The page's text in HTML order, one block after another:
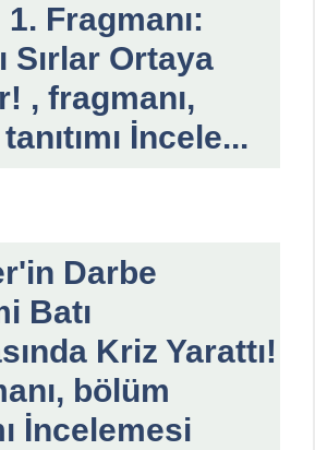
Fragmanı:
Sırlar Ortaya
, fragmanı,
İncele...
Darbe
Batı
Kriz Yarattı!
bölüm
İncelemesi